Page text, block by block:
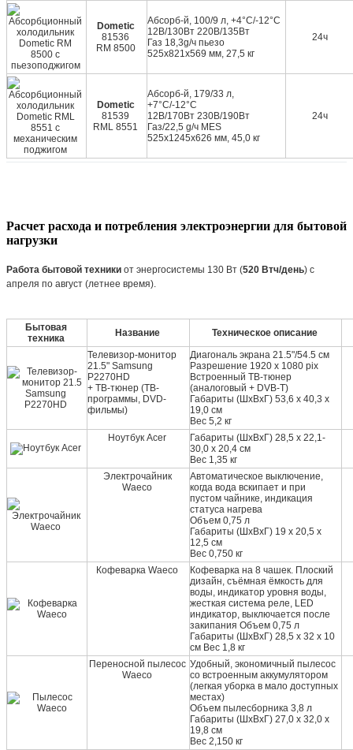
Dometic
81536
RM 8500
Абсорб-й, 100/9 л, +4°C/-12°C
12В/130Вт 220В/135Вт
Газ 18,3g/ч пьезо
525х821х569 мм, 27,5 кг
24ч
Dometic
81539
RML 8551
Абсорб-й, 179/33 л,
+7°C/-12°C
12В/170Вт 230В/190Вт
Газ/22,5 g/ч MES
525х1245х626 мм, 45,0 кг
24ч
Расчет расхода и потребления электроэнергии для бытовой
нагрузки
Работа бытовой техники от энергосистемы 130 Вт (520 Втч/день) с
апреля по август (летнее время).
Бытовая
техника
Название
Техническое описание
Телевизор-монитор
21.5" Samsung
P2270HD
+ ТВ-тюнер (ТВ-
программы, DVD-
фильмы)
Диагональ экрана 21.5"/54.5 см
Разрешение 1920 х 1080 pix
Встроенный ТВ-тюнер
(аналоговый + DVB-T)
Габариты (ШхВхГ) 53,6 х 40,3 х
19,0 см
Вес 5,2 кг
Ноутбук Acer
Габариты (ШхВхГ) 28,5 x 22,1-
30,0 х 20,4 см
Вес 1,35 кг
Электрочайник
Waeco
Автоматическое выключение,
когда вода вскипает и при
пустом чайнике, индикация
статуса нагрева
Объем 0,75 л
Габариты (ШхВхГ) 19 x 20,5 x
12,5 см
Вес 0,750 кг
Кофеварка Waeco
Кофеварка на 8 чашек. Плоский
дизайн, съёмная ёмкость для
воды, индикатор уровня воды,
жесткая система реле, LED
индикатор, выключается после
закипания Объем 0,75 л
Габариты (ШхВхГ) 28,5 х 32 х 10
см Вес 1,8 кг
Переносной пылесос
Waeco
Удобный, экономичный пылесос
со встроенным аккумулятором
(легкая уборка в мало доступных
местах)
Объем пылесборника 3,8 л
Габариты (ШхВхГ) 27,0 х 32,0 х
19,8 см
Вес 2,150 кг